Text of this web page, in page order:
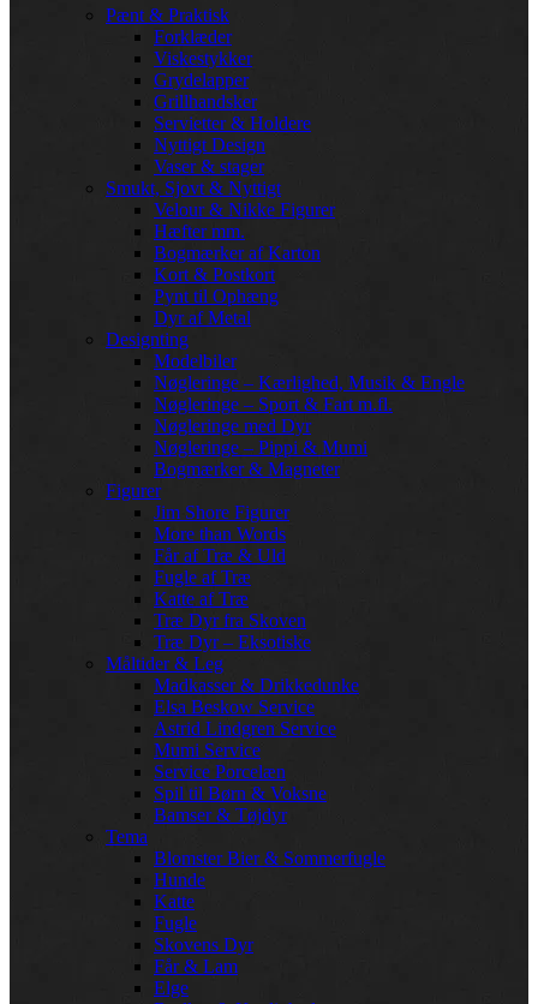
Pænt & Praktisk
Forklæder
Viskestykker
Grydelapper
Grillhandsker
Servietter & Holdere
Nyttigt Design
Vaser & stager
Smukt, Sjovt & Nyttigt
Velour & Nikke Figurer
Hæfter mm.
Bogmærker af Karton
Kort & Postkort
Pynt til Ophæng
Dyr af Metal
Designting
Modelbiler
Nøgleringe – Kærlighed, Musik & Engle
Nøgleringe – Sport & Fart m.fl.
Nøgleringe med Dyr
Nøgleringe – Pippi & Mumi
Bogmærker & Magneter
Figurer
Jim Shore Figurer
More than Words
Får af Træ & Uld
Fugle af Træ
Katte af Træ
Træ Dyr fra Skoven
Træ Dyr – Eksotiske
Måltider & Leg
Madkasser & Drikkedunke
Elsa Beskow Service
Astrid Lindgren Service
Mumi Service
Service Porcelæn
Spil til Børn & Voksne
Bamser & Tøjdyr
Tema
Blomster Bier & Sommerfugle
Hunde
Katte
Fugle
Skovens Dyr
Får & Lam
Elge